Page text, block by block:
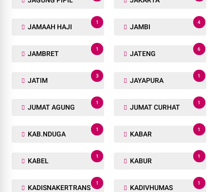
JAMAAH HAJI
1
JAMBI
4
JAMBRET
1
JATENG
6
JATIM
3
JAYAPURA
1
JUMAT AGUNG
1
JUMAT CURHAT
1
KAB.NDUGA
1
KABAR
1
KABEL
1
KABUR
1
KADISNAKERTRANS
1
KADIVHUMAS
1